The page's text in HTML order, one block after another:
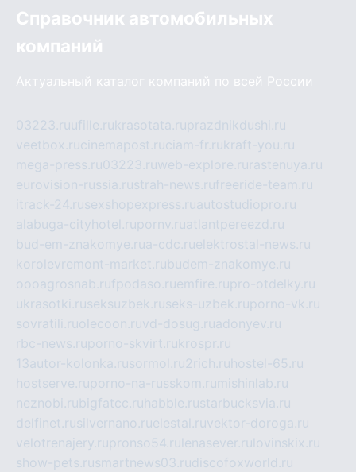
Справочник автомобильных
компаний
Актуальный каталог компаний по всей России
03223.ruufille.rukrasotata.ruprazdnikdushi.ru
veetbox.rucinemapost.ruciam-fr.rukraft-you.ru
mega-press.ru03223.ruweb-explore.ru rastenuya.ru
eurovision-russia.rustrah-news.rufreeride-team.ru
itrack-24.rusexshopexpress.ruautostudiopro.ru
alabuga-cityhotel.rupornv.ruatlantpereezd.ru
bud-em-znakomye.rua-cdc.ruelektrostal-news.ru
korolevremont-market.rubudem-znakomye.ru
oooagrosnab.rufpodaso.ruemfire.rupro-otdelky.ru
ukrasotki.ruseksuzbek.ruseks-uzbek.ruporno-vk.ru
sovratili.ruolecoon.ruvd-dosug.ruadonyev.ru
rbc-news.ruporno-skvirt.rukrospr.ru
13autor-kolonka.rusormol.ru2rich.ru hostel-65.ru
hostserve.ruporno-na-russkom.ru mishinlab.ru
neznobi.rubigfatcc.ru habble.rustarbucksvia.ru
delfinet.rusilvernano.ruelestal.ruvektor-doroga.ru
velotrenajery.rupronso54.ru lenasever.ru lovinskix.ru
show-pets.rusmartnews03.rudiscofoxworld.ru